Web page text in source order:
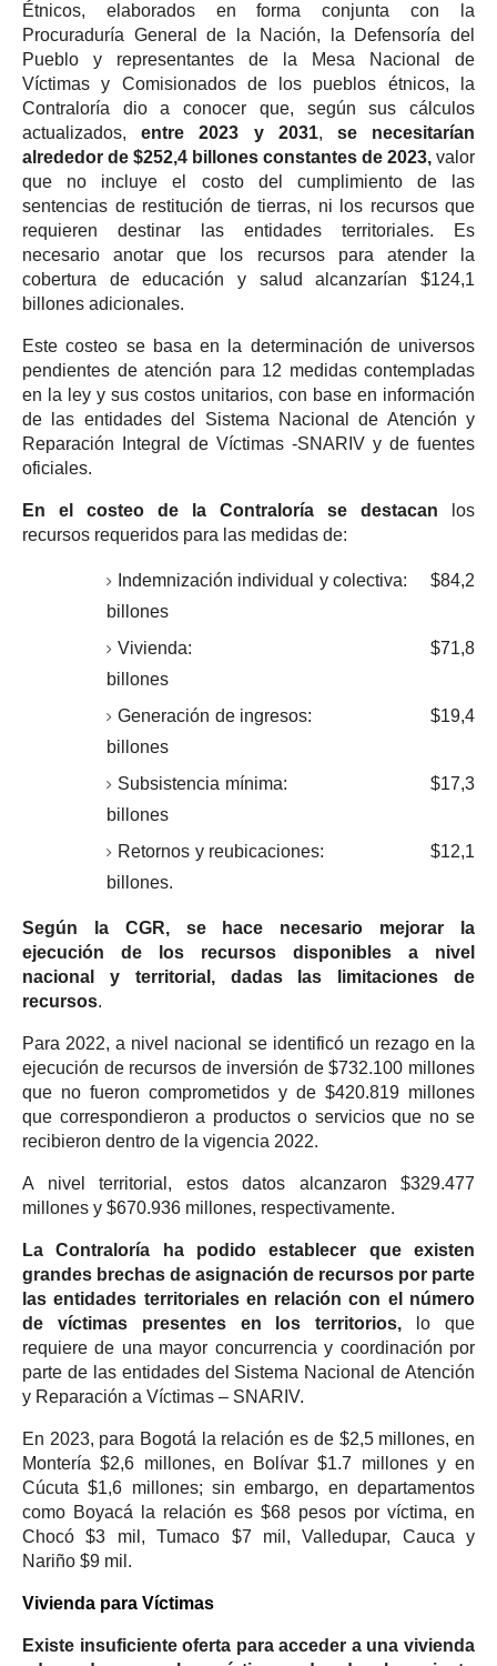
Étnicos, elaborados en forma conjunta con la
Procuraduría General de la Nación, la Defensoría del
Pueblo y representantes de la Mesa Nacional de
Víctimas y Comisionados de los pueblos étnicos, la
Contraloría dio a conocer que, según sus cálculos
actualizados,entre 2023 y 2031, se necesitarían
alrededor de $252,4 billones constantes de 2023, valor
que no incluye el costo del cumplimiento de las
sentencias de restitución de tierras, ni los recursos que
requieren destinar las entidades territoriales. Es
necesario anotar que los recursos para atender la
cobertura de educación y salud alcanzarían $124,1
billones adicionales.
Este costeo se basa en la determinación de universos
pendientes de atención para 12 medidas contempladas
en la ley y sus costos unitarios, con base en información
de las entidades del Sistema Nacional de Atención y
Reparación Integral de Víctimas -SNARIV y de fuentes
oficiales.
En el costeo de la Contraloría se destacan los
recursos requeridos para las medidas de:
Indemnización individual y colectiva: $84,2
billones
Vivienda: $71,8
billones
Generación de ingresos: $19,4
billones
Subsistencia mínima: $17,3
billones
Retornos y reubicaciones: $12,1
billones.
Según la CGR, se hace necesario mejorar la
ejecución de los recursos disponibles a nivel
nacional y territorial, dadas las limitaciones de
recursos.
Para 2022, a nivel nacional se identificó un rezago en la
ejecución de recursos de inversión de $732.100 millones
que no fueron comprometidos y de $420.819 millones
que correspondieron a productos o servicios que no se
recibieron dentro de la vigencia 2022.
A nivel territorial, estos datos alcanzaron $329.477
millones y $670.936 millones, respectivamente.
La Contraloría ha podido establecer que existen
grandes brechas de asignación de recursos por parte
las entidades territoriales en relación con el número
de víctimas presentes en los territorios,
lo que
requiere de una mayor concurrencia y coordinación por
parte de las entidades del Sistema Nacional de Atención
y Reparación a Víctimas – SNARIV.
En 2023, para Bogotá la relación es de $2,5 millones, en
Montería $2,6 millones, en Bolívar $1.7 millones y en
Cúcuta $1,6 millones; sin embargo, en departamentos
como Boyacá la relación es $68 pesos por víctima, en
Chocó $3 mil, Tumaco $7 mil, Valledupar, Cauca y
Nariño $9 mil.
Vivienda para Víctimas
Existe insuficiente oferta para acceder a una vivienda